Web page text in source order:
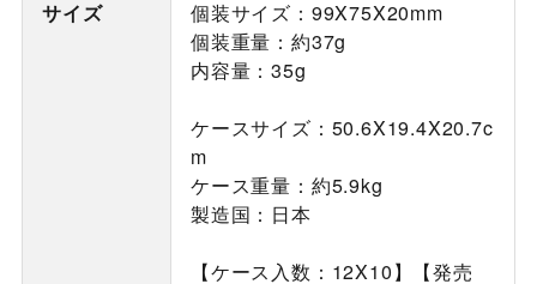
サイズ
個装サイズ：99X75X20mm
個装重量：約37g
内容量：35g
ケースサイズ：50.6X19.4X20.7c
m
ケース重量：約5.9kg
製造国：日本
【ケース入数：12X10】【発売